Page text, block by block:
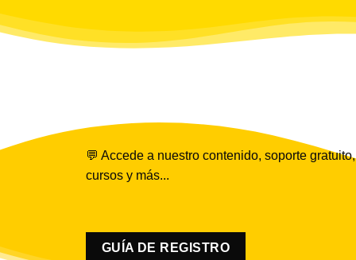
💬 Accede a nuestro contenido, soporte gratuito,
cursos y más...
GUÍA DE REGISTRO